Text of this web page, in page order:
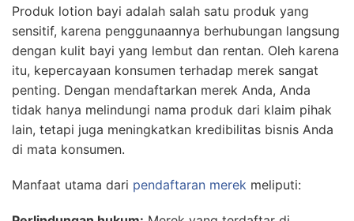
Produk lotion bayi adalah salah satu produk yang
sensitif, karena penggunaannya berhubungan langsung
dengan kulit bayi yang lembut dan rentan. Oleh karena
itu, kepercayaan konsumen terhadap merek sangat
penting. Dengan mendaftarkan merek Anda, Anda
tidak hanya melindungi nama produk dari klaim pihak
lain, tetapi juga meningkatkan kredibilitas bisnis Anda
di mata konsumen.
Manfaat utama dari pendaftaran merek meliputi: